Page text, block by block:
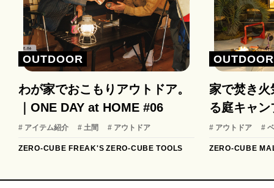
OUTDOOR
わが家でおこもりアウトドア。
｜ONE DAY at HOME #06
# アイテム紹介 # 土間 # アウトドア
ZERO-CUBE FREAK'S ZERO-CUBE TOOLS
OUTDOOR
家で焚き
る庭キャ
# アウトドア #
ZERO-CUBE